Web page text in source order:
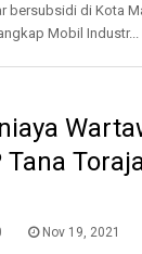
bersubsidi di Kota
Mobil Industr...
Tana
Nov 19, 2021